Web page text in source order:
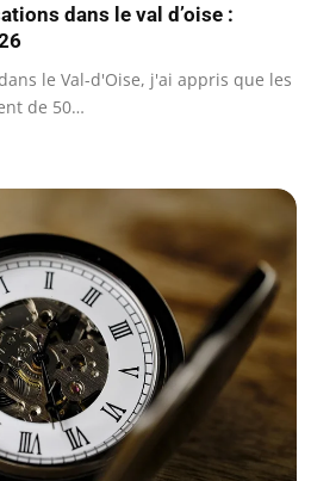
dans le val d’oise :
le Val-d'Oise, j'ai appris que les
de 50…